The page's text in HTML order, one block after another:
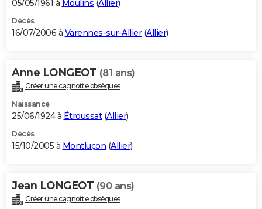
05/05/1961 à Moulins (Allier)
Décès
16/07/2006 à Varennes-sur-Allier(Allier)
Anne LONGEOT (81 ans)
Créer une cagnotte obsèques
Naissance
25/06/1924 à Étroussat(Allier)
Décès
15/10/2005 à Montluçon (Allier)
Jean LONGEOT (90 ans)
Créer une cagnotte obsèques